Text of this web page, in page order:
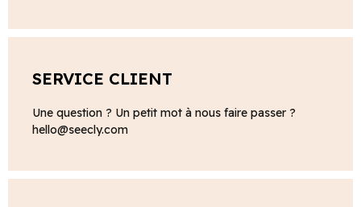
SERVICE CLIENT
Une question ? Un petit mot à nous faire passer ?
hello@seecly.com